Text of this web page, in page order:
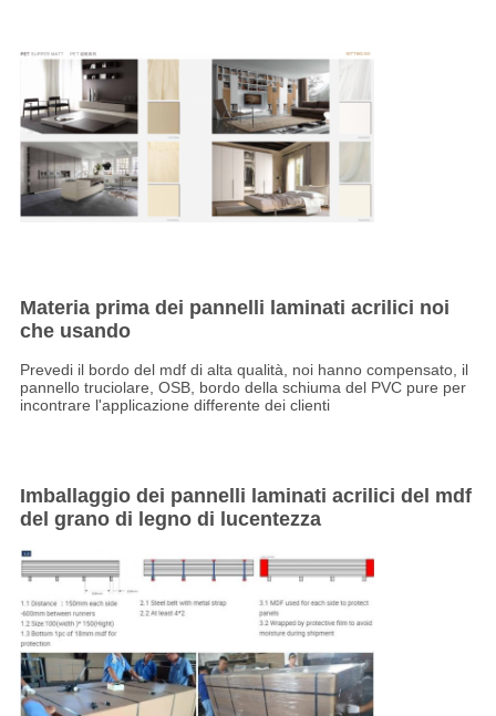
Materia prima dei pannelli laminati acrilici noi
che usando
Prevedi il bordo del mdf di alta qualità, noi hanno compensato, il
pannello truciolare, OSB, bordo della schiuma del PVC pure per
incontrare l'applicazione differente dei clienti
Imballaggio dei pannelli laminati acrilici del mdf
del grano di legno di lucentezza